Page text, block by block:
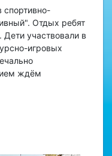
спортивно-
Отдых ребят
участвовали в
игровых
ждём